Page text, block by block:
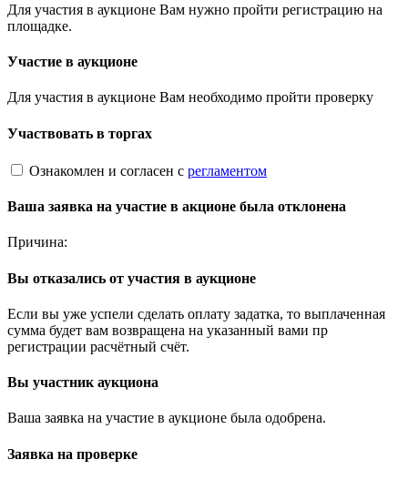
Для участия в аукционе Вам нужно пройти регистрацию на
площадке.
Участие в аукционе
Для участия в аукционе Вам необходимо пройти проверку
Участвовать в торгах
Ознакомлен и согласен с регламентом
Ваша заявка на участие в акционе была отклонена
Причина:
Вы отказались от участия в аукционе
Если вы уже успели сделать оплату задатка, то выплаченная
сумма будет вам возвращена на указанный вами пр
регистрации расчётный счёт.
Вы участник аукциона
Ваша заявка на участие в аукционе была одобрена.
Заявка на проверке